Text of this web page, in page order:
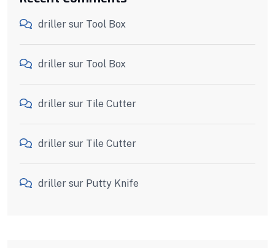
driller sur Tool Box
driller sur Tool Box
driller sur Tile Cutter
driller sur Tile Cutter
driller sur Putty Knife